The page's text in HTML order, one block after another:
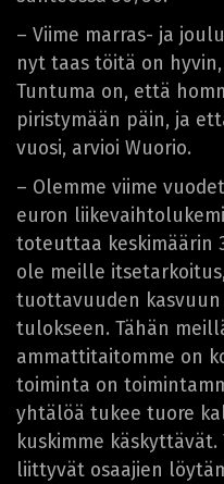
– Viime marras- ja
nyt taas töitä on
Tuntuma on, että
piristymään päin, ja
vuosi, arvioi Wuorio.
– Olemme viime
euron
toteuttaa keskimäärin
ole meille
tuottavuuden
tulokseen. Tähän
ammattitaitomme on
toiminta on
yhtälöä tukee tuore
kuskimme
liittyvät osaajien